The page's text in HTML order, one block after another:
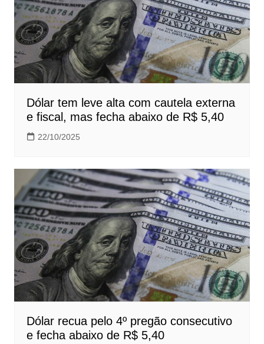
Dólar tem leve alta com cautela externa
e fiscal, mas fecha abaixo de R$ 5,40
22/10/2025
Dólar recua pelo 4º pregão consecutivo
e fecha abaixo de R$ 5,40